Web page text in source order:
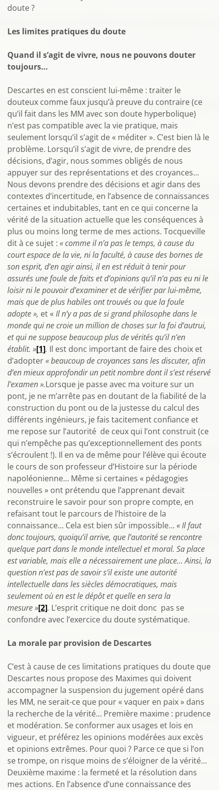
doute ?
Les limites pratiques du doute
Quand il s’agit de vivre, nous ne pouvons douter
toujours…
Descartes en est conscient lui-même : traiter le
douteux comme faux jusqu’à preuve du contraire (ce
qu’il fait dans les MM avec son doute hyperbolique)
n’est pas compatible avec la vie pratique, mais
seulement lorsqu’il s’agit de « méditer ». C’est bien là le
problème. Lorsqu’il s’agit de vivre, de prendre des
décisions, d’agir, nous sommes obligés de nous
appuyer sur des représentations et des croyances…
Nous devons prendre des décisions et agir dans des
contextes d’incertitude, en l’absence de connaissances
certaines et indubitables, tant en ce qui concerne la
vérité de la situation actuelle que les conséquences à
plus ou moins long terme de mes actions. Tocqueville
dit à ce sujet : « comme il n’a pas le temps, à cause du
court espace de la vie, ni la faculté, à cause des bornes de
son esprit, d’en agir ainsi, il en est réduit à tenir pour
assurés une foule de faits et d’opinions qu’il n’a pas eu ni le
loisir ni le pouvoir d’examiner et de vérifier par lui-même,
mais que de plus habiles ont trouvés ou que la foule
adopte », et « Il n’y a pas de si grand philosophe dans le
monde qui ne croie un million de choses sur la foi d’autrui,
et qui ne suppose beaucoup plus de vérités qu’il n’en
établit. »[1]. Il est donc important de faire des choix et
d’adopter« beaucoup de croyances sans les discuter, afin
d’en mieux approfondir un petit nombre dont il s’est réservé
l’examen ».Lorsque je passe avec ma voiture sur un
pont, je ne m’arrête pas en doutant de la fiabilité de la
construction du pont ou de la justesse du calcul des
différents ingénieurs, je fais tacitement confiance et
me repose sur l’autorité de ceux qui l’ont construit (ce
qui n’empêche pas qu’exceptionnellement des ponts
s’écroulent !). Il en va de même pour l’élève qui écoute
le cours de son professeur d’Histoire sur la période
napoléonienne… Même si certaines « pédagogies
nouvelles » ont prétendu que l’apprenant devait
reconstruire le savoir pour son propre compte, en
refaisant tout le parcours de l’histoire de la
connaissance… Cela est bien sûr impossible…« Il faut
donc toujours, quoiqu’il arrive, que l’autorité se rencontre
quelque part dans le monde intellectuel et moral. Sa place
est variable, mais elle a nécessairement une place... Ainsi, la
question n’est pas de savoir s’il existe une autorité
intellectuelle dans les siècles démocratiques, mais
seulement où en est le dépôt et quelle en sera la
mesure »[2]. L’esprit critique ne doit donc pas se
confondre avec l’exercice du doute systématique.
La morale par provision de Descartes
C’est à cause de ces limitations pratiques du doute que
Descartes nous propose des Maximes qui doivent
accompagner la suspension du jugement opéré dans
les MM, ne serait-ce que pour « vaquer en paix » dans
la recherche de la vérité… Première maxime : prudence
et modération. Se conformer aux usages et lois en
vigueur, et préférez les opinions modérées aux excès
et opinions extrêmes. Pour quoi ? Parce ce que si l’on
se trompe, on risque moins de s’éloigner de la vérité…
Deuxième maxime : la fermeté et la résolution dans
mes actions. En l’absence d’une connaissance des